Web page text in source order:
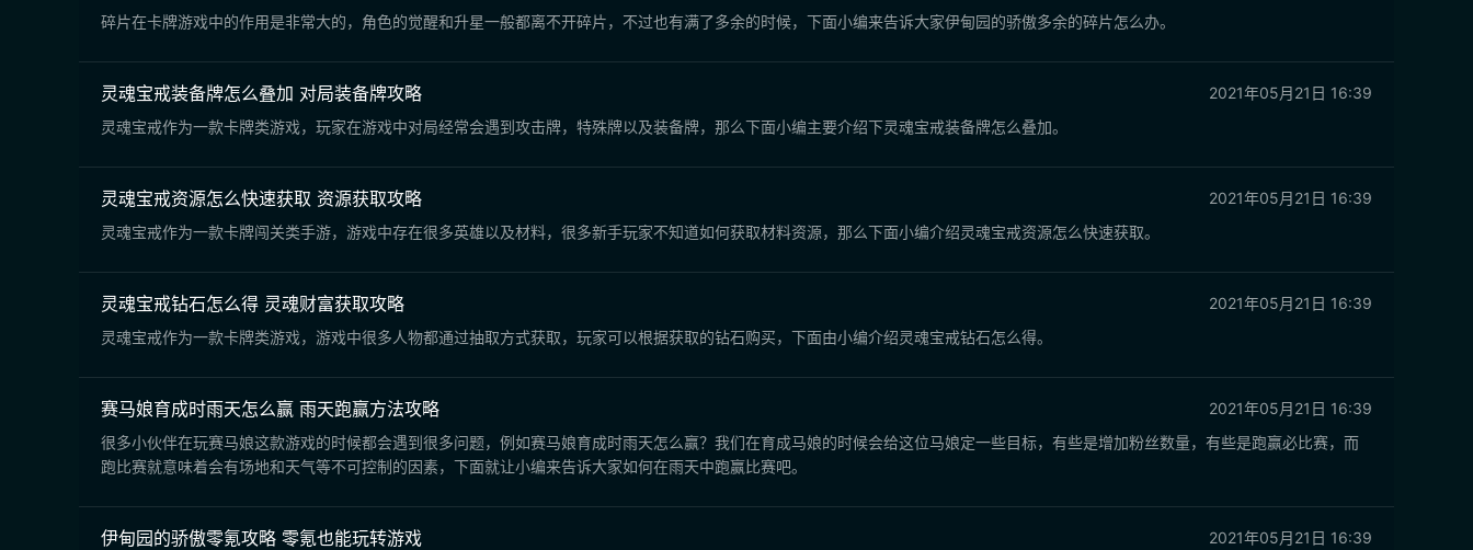
碎片在卡牌游戏中的作用是非常大的，角色的觉醒和升星一般都离不开碎片，不过也有满了多余的时候，下面小编来告诉大家伊甸园的骄傲多余的碎片怎么办。
灵魂宝戒装备牌怎么叠加 对局装备牌攻略
2021年05月21日 16:39
灵魂宝戒作为一款卡牌类游戏，玩家在游戏中对局经常会遇到攻击牌，特殊牌以及装备牌，那么下面小编主要介绍下灵魂宝戒装备牌怎么叠加。
灵魂宝戒资源怎么快速获取 资源获取攻略
2021年05月21日 16:39
灵魂宝戒作为一款卡牌闯关类手游，游戏中存在很多英雄以及材料，很多新手玩家不知道如何获取材料资源，那么下面小编介绍灵魂宝戒资源怎么快速获取。
灵魂宝戒钻石怎么得 灵魂财富获取攻略
2021年05月21日 16:39
灵魂宝戒作为一款卡牌类游戏，游戏中很多人物都通过抽取方式获取，玩家可以根据获取的钻石购买，下面由小编介绍灵魂宝戒钻石怎么得。
赛马娘育成时雨天怎么赢 雨天跑赢方法攻略
2021年05月21日 16:39
很多小伙伴在玩赛马娘这款游戏的时候都会遇到很多问题，例如赛马娘育成时雨天怎么赢？我们在育成马娘的时候会给这位马娘定一些目标，有些是增加粉丝数量，有些是跑赢必比赛，而
跑比赛就意味着会有场地和天气等不可控制的因素，下面就让小编来告诉大家如何在雨天中跑赢比赛吧。
伊甸园的骄傲零氪攻略 零氪也能玩转游戏
2021年05月21日 16:39